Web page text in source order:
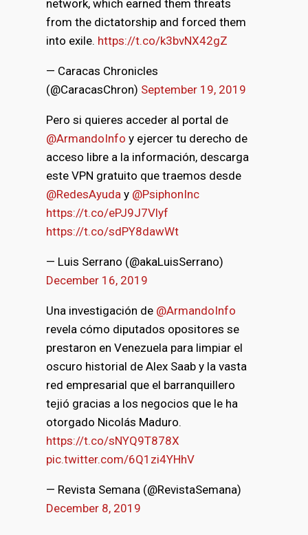
network, which earned them threats
from the dictatorship and forced them
into exile. https://t.co/k3bvNX42gZ
— Caracas Chronicles
(@CaracasChron) September 19, 2019
Pero si quieres acceder al portal de
@ArmandoInfo y ejercer tu derecho de
acceso libre a la información, descarga
este VPN gratuito que traemos desde
@RedesAyuda y @PsiphonInc
https://t.co/ePJ9J7Vlyf
https://t.co/sdPY8dawWt
— Luis Serrano (@akaLuisSerrano)
December 16, 2019
Una investigación de @ArmandoInfo
revela cómo diputados opositores se
prestaron en Venezuela para limpiar el
oscuro historial de Alex Saab y la vasta
red empresarial que el barranquillero
tejió gracias a los negocios que le ha
otorgado Nicolás Maduro.
https://t.co/sNYQ9T878X
pic.twitter.com/6Q1zi4YHhV
— Revista Semana (@RevistaSemana)
December 8, 2019